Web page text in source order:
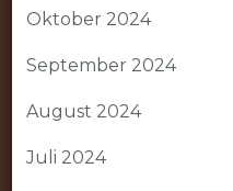
Oktober 2024
September 2024
August 2024
Juli 2024